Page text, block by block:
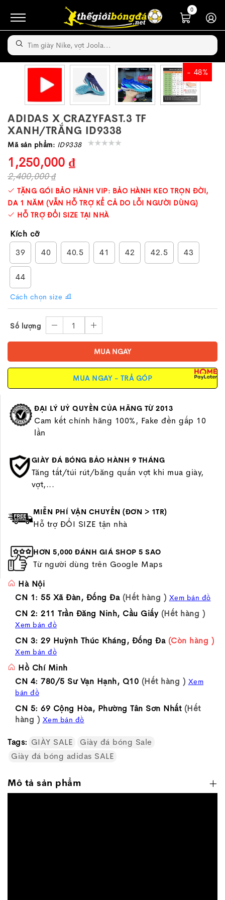
0
- 48%
ADIDAS X CRAZYFAST.3 TF
XANH/TRẮNG ID9338
Mã sản phẩm: ID9338
1,250,000 ₫
2,400,000 ₫
TẶNG GÓI BẢO HÀNH VIP: BẢO HÀNH KEO TRỌN ĐỜI,
DA 1 NĂM (VẪN HỖ TRỢ KỂ CẢ DO LỖI NGƯỜI DÙNG)
HỖ TRỢ ĐỔI SIZE TẠI NHÀ
Kích cỡ
39
40 40.5 41 42 42.5 43
44
Cách chọn size
Số lượng 1
MUA NGAY
MUA NGAY - TRẢ GÓP
ĐẠI LÝ UỶ QUYỀN CỦA HÃNG TỪ 2013
Cam kết chính hãng 100%, Fake đền gấp 10
lần
GIÀY ĐÁ BÓNG BẢO HÀNH 9 THÁNG
Tăng tất/túi rút/băng quấn vợt khi mua giày,
vợt,...
MIỄN PHÍ VẬN CHUYỂN (ĐƠN > 1TR)
Hỗ trợ ĐỔI SIZE tận nhà
HƠN 5,000 ĐÁNH GIÁ SHOP 5 SAO
Từ người dùng trên Google Maps
Hà Nội
CN 1: 55 Xã Đàn, Đống Đa (Hết hàng ) Xem bản đồ
CN 2: 211 Trần Đăng Ninh, Cầu Giấy (Hết hàng )
Xem bản đồ
CN 3: 29 Huỳnh Thúc Kháng, Đống Đa (Còn hàng )
Xem bản đồ
Hồ Chí Minh
CN 4: 780/5 Sư Vạn Hạnh, Q10 (Hết hàng ) Xem
bản đồ
CN 5: 69 Cộng Hòa, Phường Tân Sơn Nhất (Hết
hàng ) Xem bản đồ
Tags: GIÀY SALE
Giày đá bóng Sale
Giày đá bóng adidas SALE
Mô tả sản phẩm